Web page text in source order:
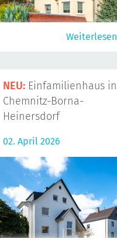
Weiterlesen
NEU: Einfamilienhaus in
Chemnitz-Borna-
Heinersdorf
02. April 2026